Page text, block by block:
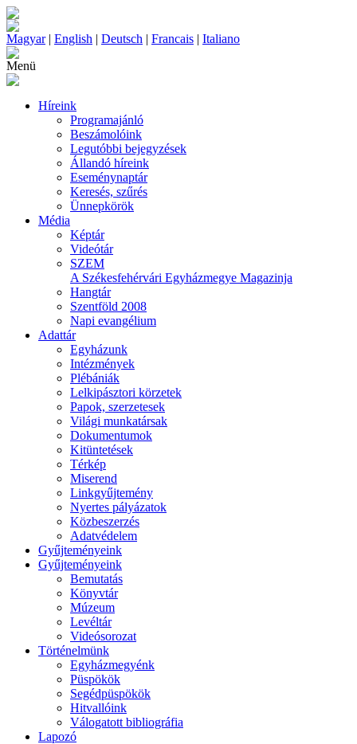
Magyar| English | Deutsch | Francais | Italiano
Menü
Híreink
Programajánló
Beszámolóink
Legutóbbi bejegyzések
Állandó híreink
Eseménynaptár
Keresés, szűrés
Ünnepkörök
Média
Képtár
Videótár
SZEM
A Székesfehérvári Egyházmegye Magazinja
Hangtár
Szentföld 2008
Napi evangélium
Adattár
Egyházunk
Intézmények
Plébániák
Lelkipásztori körzetek
Papok, szerzetesek
Világi munkatársak
Dokumentumok
Kitüntetések
Térkép
Miserend
Linkgyűjtemény
Nyertes pályázatok
Közbeszerzés
Adatvédelem
Gyűjteményeink
Gyűjteményeink
Bemutatás
Könyvtár
Múzeum
Levéltár
Videósorozat
Történelmünk
Egyházmegyénk
Püspökök
Segédpüspökök
Hitvallóink
Válogatott bibliográfia
Lapozó